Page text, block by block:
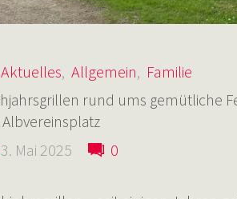
CVJM
Unterensingen"
Aktuelles, Allgemein, Familie
rund ums gemütliche
3. Mai 2025 0